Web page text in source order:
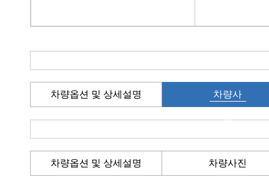
차량옵션 및 상세설명 차량사
진
차량옵션 및 상세설명 차량사진